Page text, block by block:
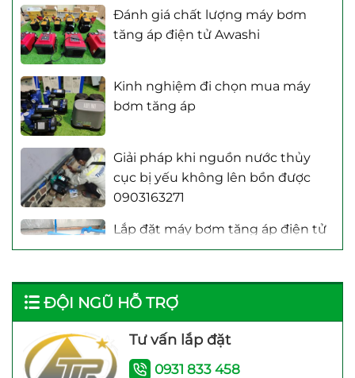
tăng áp điện tử Awashi
bơm tăng áp
cục bị yếu không lên bồn được
0903163271
Lắp đặt máy bơm tăng áp điện tử
Shimge 250W – Bơm tăng áp
không lên nước ! 0931833458
Đánh giá chất lượng máy bơm
tăng áp điện tử Awashi
ĐỘI NGŨ HỖ TRỢ
Tư vấn lắp đặt
0931 833 458